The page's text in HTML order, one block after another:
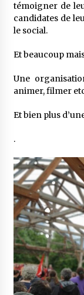
témoigner de
candidates de
le social.
Et beaucoup
Une
animer, filmer
Et bien plus
.